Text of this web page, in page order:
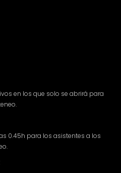
en los que solo se abrirá para
0.45h para los asistentes a los